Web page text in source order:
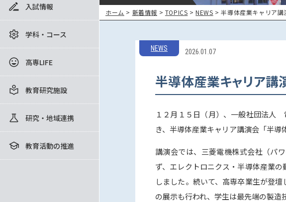
入試情報
学科・コース
高専LIFE
教育研究施設
研究・地域連携
教育活動の推進
ホーム > 新着情報 > TOPICS >NEWS > 半導体産業キャリア
NEWS 2026.01.07
半導体産業キャリア講
１２月１５日（月）、一般社団法人
き、半導体産業キャリア講演会「半導
講演会では、三菱電機株式会社（パ
ず、エレクトロニクス・半導体産業
しました。続いて、高専卒業生が登
の展示も行われ、学生は最先端の製造